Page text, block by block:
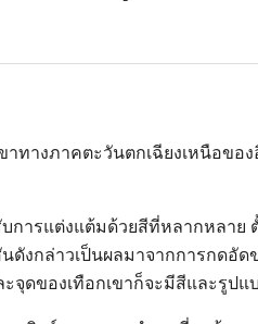
าทางภาคตะวันตกเฉียงเหนือขอ
การแต่งแต้มด้วยสีที่หลากหลาย
ดังกล่าวเป็นผลมาจากการกดอั
จุดของเทือกเขาก็จะมีสีและรูป